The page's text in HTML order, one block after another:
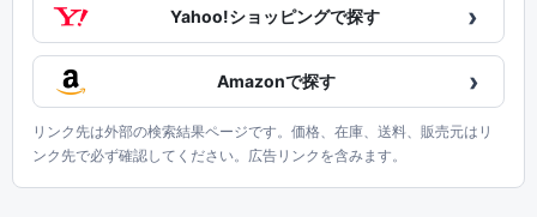
Yahoo!ショッピングで探す ›
Amazonで探す ›
リンク先は外部の検索結果ページです。価格、在庫、送料、販売元はリ
ンク先で必ず確認してください。広告リンクを含みます。